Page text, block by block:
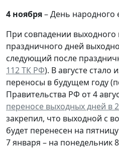
4 ноября– День народного
При совпадении выходного
праздничного дней
следующий после
112 ТК РФ). В августе стало
переносы в будущем году
Правительства РФ от 4
переносе выходных дней в
закрепил, что выходной с
будет перенесен на
7 января – на понедельник